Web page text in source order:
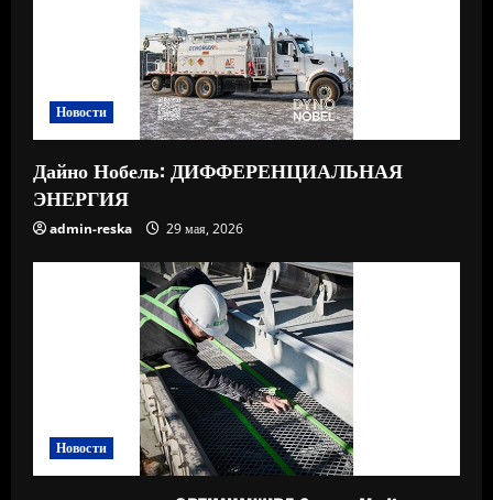
Новости
Дайно Нобель: ДИФФЕРЕНЦИАЛЬНАЯ
ЭНЕРГИЯ
admin-reska 29 мая, 2026
Новости